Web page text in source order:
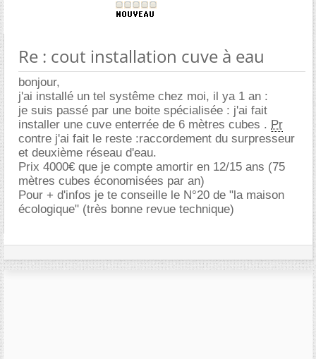
Re : cout installation cuve à eau
bonjour,
j'ai installé un tel systême chez moi, il ya 1 an :
je suis passé par une boite spécialisée : j'ai fait
installer une cuve enterrée de 6 mètres cubes . Pr
contre j'ai fait le reste :raccordement du surpresseur
et deuxième réseau d'eau.
Prix 4000€ que je compte amortir en 12/15 ans (75
mètres cubes économisées par an)
Pour + d'infos je te conseille le N°20 de "la maison
écologique" (très bonne revue technique)